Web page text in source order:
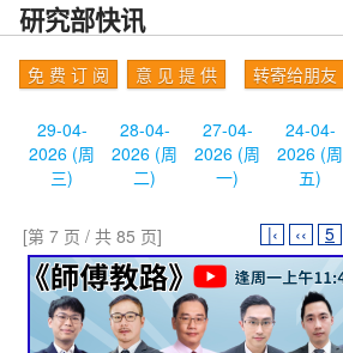
研究部快讯
免 费 订 阅 意 见 提 供 转寄给朋友
29-04-
2026 (周
三)
28-04-
2026 (周
二)
27-04-
2026 (周
一)
24-04-
2026 (周
五)
[第 7 页 / 共 85 页] |‹ ‹‹ 5